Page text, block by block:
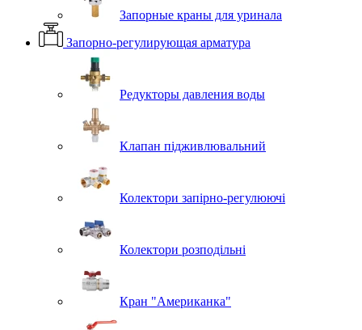
Запорные краны для уринала
Запорно-регулирующая арматура
Редукторы давления воды
Клапан підживлювальний
Колектори запірно-регулюючі
Колектори розподільні
Кран "Американка"